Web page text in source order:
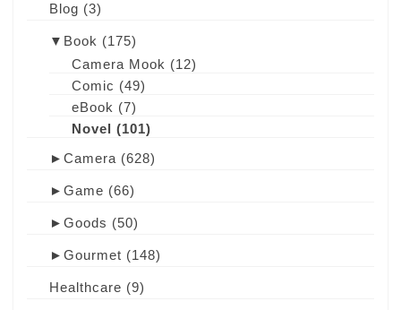
Blog (3)
▼ Book (175)
Camera Mook (12)
Comic (49)
eBook (7)
Novel (101)
► Camera (628)
► Game (66)
► Goods (50)
► Gourmet (148)
Healthcare (9)